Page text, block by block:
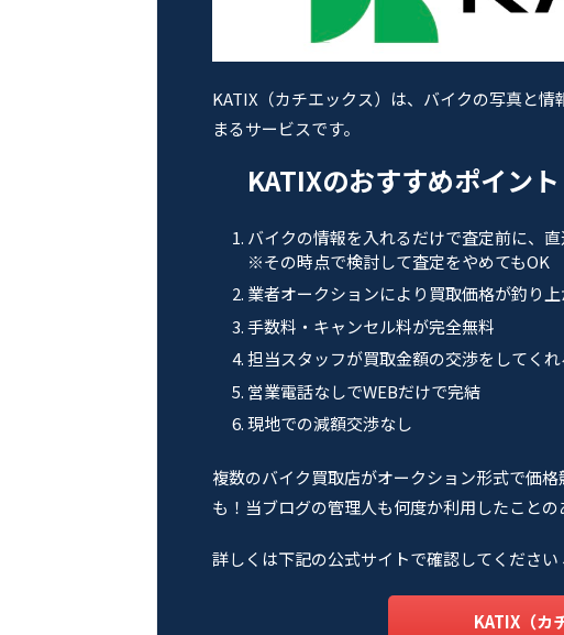
KATIX（カチエックス）は、バイクの写真と
まるサービスです。
KATIXのおすすめポイント
バイクの情報を入れるだけで査定前に、
※その時点で検討して査定をやめてもOK
業者オークションにより買取価格が釣り上
手数料・キャンセル料が完全無料
担当スタッフが買取金額の交渉をしてくれ
営業電話なしでWEBだけで完結
現地での減額交渉なし
複数のバイク買取店がオークション形式で価
も！当ブログの管理人も何度か利用したこと
詳しくは下記の公式サイトで確認してくださ
KATIX（カ